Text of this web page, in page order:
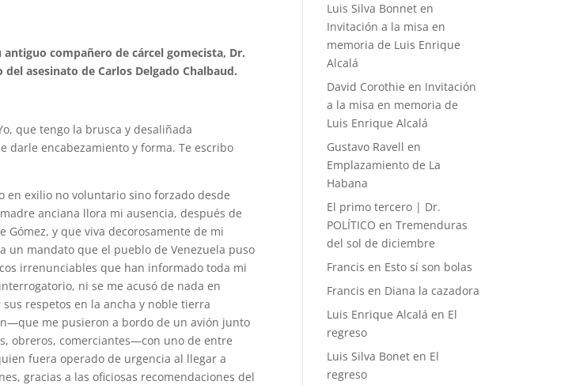
compañero de cárcel gomecista, Dr.
asesinato de Carlos Delgado Chalbaud.
que tengo la brusca y desaliñada
darle encabezamiento y forma. Te escribo
exilio no voluntario sino forzado desde
anciana llora mi ausencia, después de
y que viva decorosamente de mi
un mandato que el pueblo de Venezuela puso
irrenunciables que han informado toda mi
ni se me acusó de nada en
respetos en la ancha y noble tierra
me pusieron a bordo de un avión junto
obreros, comerciantes—con uno de entre
fuera operado de urgencia al llegar a
gracias a las oficiosas recomendaciones del
Luis Silva Bonnet en
Invitación a la misa en
memoria de Luis Enrique
Alcalá
David Corothie en Invitación
a la misa en memoria de
Luis Enrique Alcalá
Gustavo Ravell en
Emplazamiento de La
Habana
El primo tercero | Dr.
POLÍTICO enTremenduras
del sol de diciembre
Francis en Esto sí son bolas
Francis en Diana la cazadora
Luis Enrique Alcalá en El
regreso
Luis Silva Bonet en El
regreso